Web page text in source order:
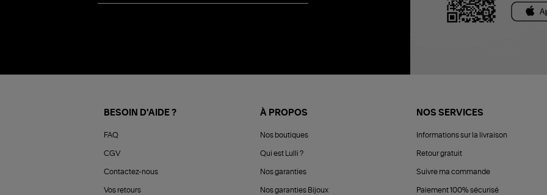
BESOIN D'AIDE ?
FAQ
CGV
Contactez-nous
Vos retours
À PROPOS
Nos boutiques
Qui est Lulli ?
Nos garanties
Nos garanties Bijoux
NOS SERVICES
Informations sur la livraison
Retour gratuit
Suivre ma commande
Paiement 100% sécurisé